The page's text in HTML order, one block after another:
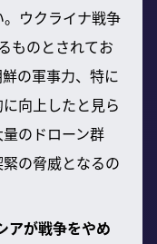
ウクライナ戦争
ものとされてお
の軍事力、特に
向上したと見ら
のドローン群
の脅威となるの
アが戦争をやめ